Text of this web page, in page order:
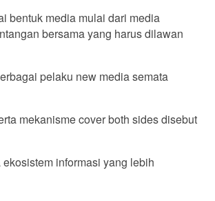
bentuk media mulai dari media
bersama yang harus dilawan
pelaku new media semata
mekanisme cover both sides disebut
informasi yang lebih